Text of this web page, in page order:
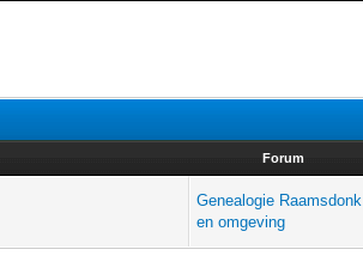
Forum
Genealogie Raamsdonk
en omgeving